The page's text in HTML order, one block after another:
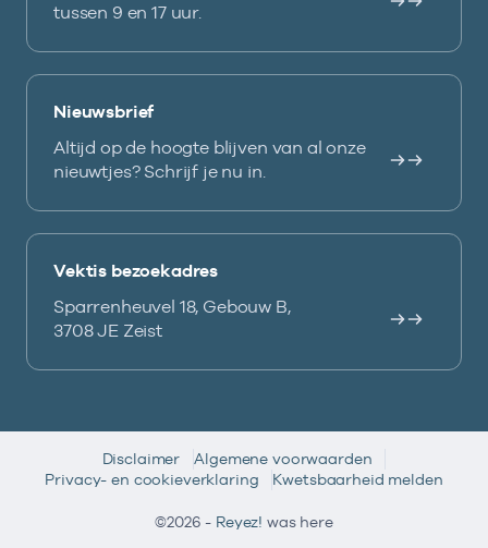
tussen 9 en 17 uur.
Nieuwsbrief
Altijd op de hoogte blijven van al onze
nieuwtjes? Schrijf je nu in.
Vektis bezoekadres
Sparrenheuvel 18, Gebouw B,
3708 JE Zeist
Disclaimer
Algemene voorwaarden
Privacy- en cookieverklaring
Kwetsbaarheid melden
©2026 - Reyez! was here